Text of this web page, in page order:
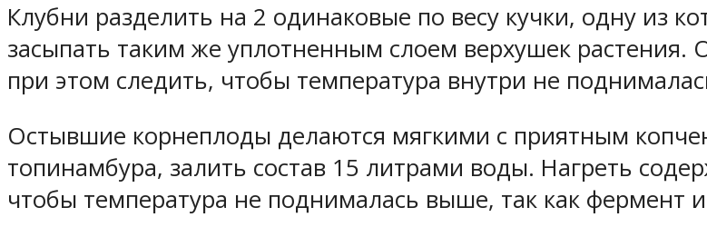
Клубни разделить на 2 одинаковые по весу кучки, одну из
засыпать таким же уплотненным слоем верхушек растения.
при этом следить, чтобы температура внутри не
Остывшие корнеплоды делаются мягкими с приятным
топинамбура, залить состав 15 литрами воды. Нагреть
чтобы температура не поднималась выше, так как фермент